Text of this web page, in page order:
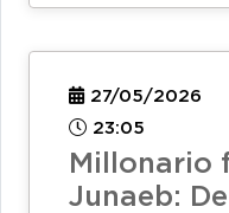
27/05/2026
23:05
Millonario
Junaeb: